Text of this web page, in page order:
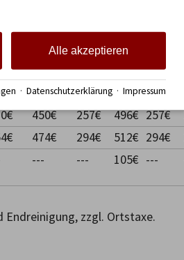
Do Do-So 5 ÜN
7
ÜN
So-
225€ 248€ 248€ 248€
450€ 257€ 496€ 257€
450€ 257€ 496€ 257€
474€ 294€ 512€ 294€
--- --- 105€ ---
Endreinigung, zzgl. Ortstaxe.
Alle akzeptieren
· Datenschutzerklärung · Impressum